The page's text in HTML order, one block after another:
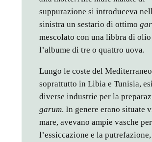
suppurazione si introduceva
sinistra un sestario di ottimo
mescolato con una libbra di olio
l’albume di tre o quattro uova.
Lungo le coste del
soprattutto in Libia e Tunisia,
diverse industrie per la
garum. In genere erano situate
mare, avevano ampie vasche per
l’essiccazione e la putrefazione,